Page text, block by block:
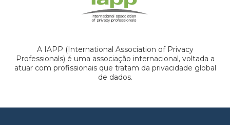
A IAPP (International Association of Privacy
Professionals) é uma associação internacional, voltada a
atuar com profissionais que tratam da privacidade global
de dados.